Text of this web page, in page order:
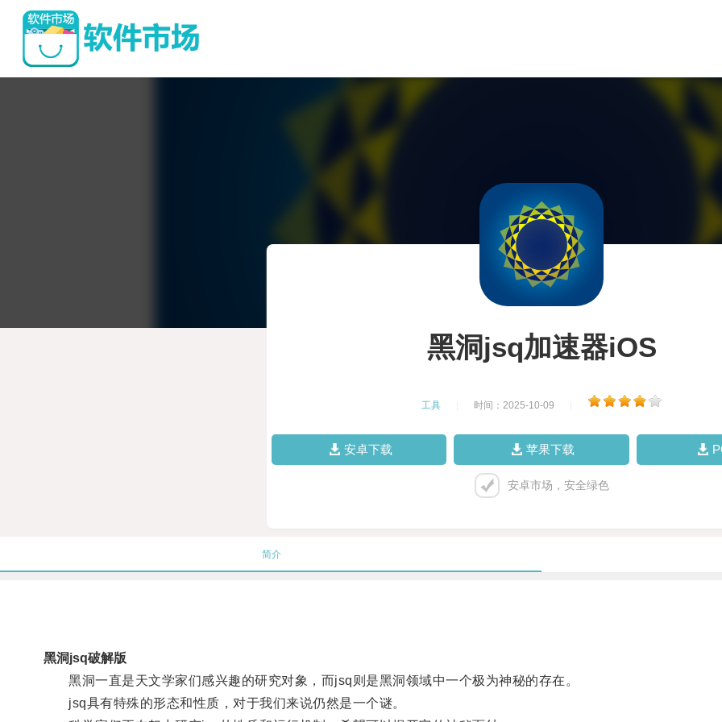
黑洞jsq加速器iOS
工具 时间：2025-10-09
安卓下载 苹果下载
安卓市场，安全绿色
简介
黑洞jsq破解版
黑洞一直是天文学家们感兴趣的研究对象，而jsq则是黑洞领域中一个极为神秘的存在。
jsq具有特殊的形态和性质，对于我们来说仍然是一个谜。